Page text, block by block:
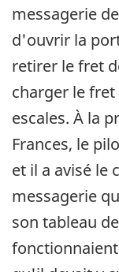
messagerie
d'ouvrir la
retirer le fret
charger le
escales. À la
Frances, le
et il a avisé le
messagerie
son tableau